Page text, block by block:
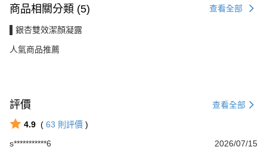
商品相關分類 (5) 查看全部
▌銀杏雙效潔顏凝露
人氣商品推薦
評價 查看全部
4.9 ( 63 則評價 )
s***********6
2026/07/15